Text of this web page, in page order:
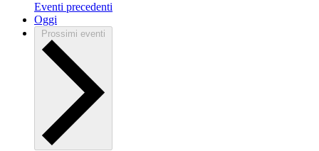
Eventi precedenti
Oggi
Prossimi eventi